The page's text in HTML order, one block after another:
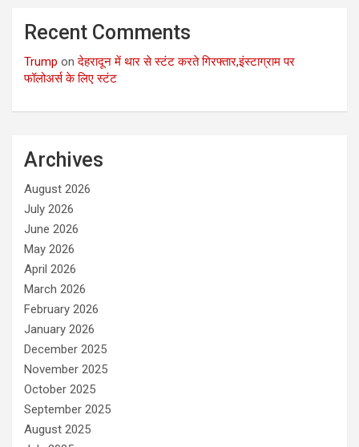
Recent Comments
Trump onदेहरादून में थार से स्टंट करते गिरफ्तार,इंस्टाग्राम पर
फॉलोअर्स के लिए स्टंट
Archives
August 2026
July 2026
June 2026
May 2026
April 2026
March 2026
February 2026
January 2026
December 2025
November 2025
October 2025
September 2025
August 2025